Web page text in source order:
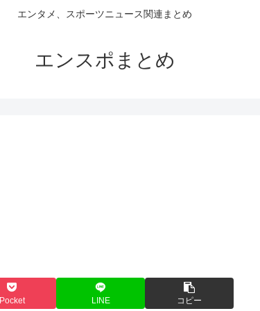
エンタメ、スポーツニュース関連まとめ
エンスポまとめ
Pocket LINE コピー